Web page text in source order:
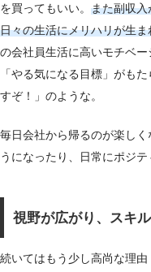
を買ってもいい。 また副収入
日々の生活にメリハリが生
の会社員生活に高いモチベ
「やる気になる目標」がも
すぞ！」のような。
毎日会社から帰るのが楽し
うになったり、日常にポジテ
視野が広がり、スキ
続いてはもう少し高尚な理